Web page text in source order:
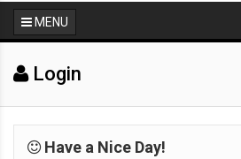
MENU
Login
Have a Nice Day!